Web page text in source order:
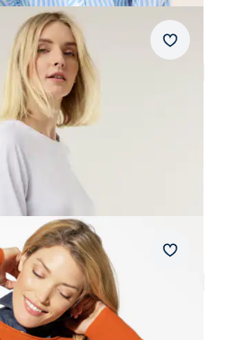
Leicht
(7)
(42)